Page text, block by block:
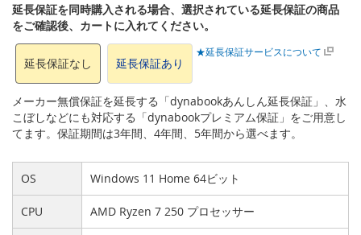
延長保証を同時購入される場合、選択されている延長保証の商品
をご確認後、カートに入れてください。
延長保証なし 延長保証あり
★延長保証サービスについて
メーカー無償保証を延長する「dynabookあんしん延長保証」、水
こぼしなどにも対応する「dynabookプレミアム保証」をご用意し
てます。保証期間は3年間、4年間、5年間から選べます。
OS Windows 11 Home 64ビット
CPU AMD Ryzen 7 250 プロセッサー